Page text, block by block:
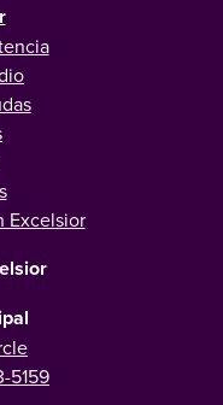
Excelsior
5159